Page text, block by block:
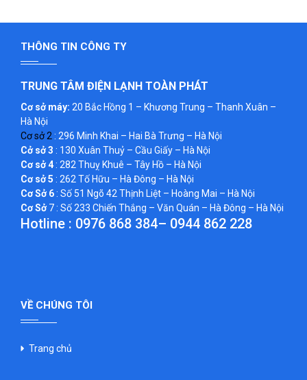
THÔNG TIN CÔNG TY
TRUNG TÂM ĐIỆN LẠNH TOÀN PHÁT
Cơ sở máy: 20 Bắc Hồng 1 – Khương Trung – Thanh Xuân –
Hà Nội
Cơ sở 2 : 296 Minh Khai – Hai Bà Trưng – Hà Nội
Cở sở 3 : 130 Xuân Thuỷ – Cầu Giấy – Hà Nội
Cơ sở 4: 282 Thuỵ Khuê – Tây Hồ – Hà Nội
Cơ sở 5 : 262 Tố Hữu – Hà Đông – Hà Nội
Cơ Sở 6: Số 51 Ngõ 42 Thịnh Liệt – Hoàng Mai – Hà Nội
Cơ Sở7 : Số 233 Chiến Thắng – Văn Quán – Hà Đông – Hà Nội
Hotline : 0976 868 384– 0944 862 228
VỀ CHÚNG TÔI
Trang chủ